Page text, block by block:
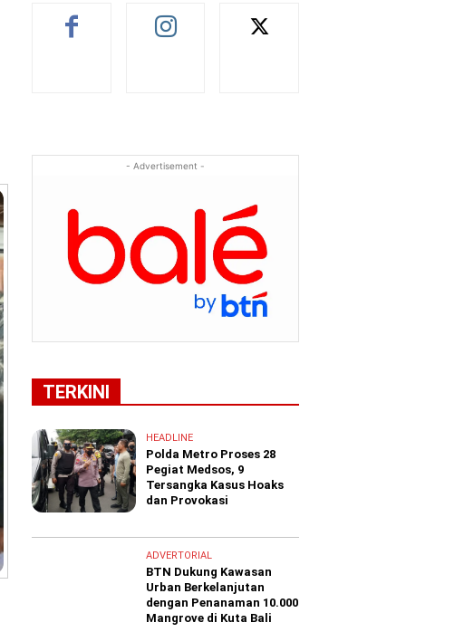
- Advertisement -
TERKINI
HEADLINE
Polda Metro Proses 28
Pegiat Medsos, 9
Tersangka Kasus Hoaks
dan Provokasi
ADVERTORIAL
BTN Dukung Kawasan
Urban Berkelanjutan
dengan Penanaman 10.000
Mangrove di Kuta Bali